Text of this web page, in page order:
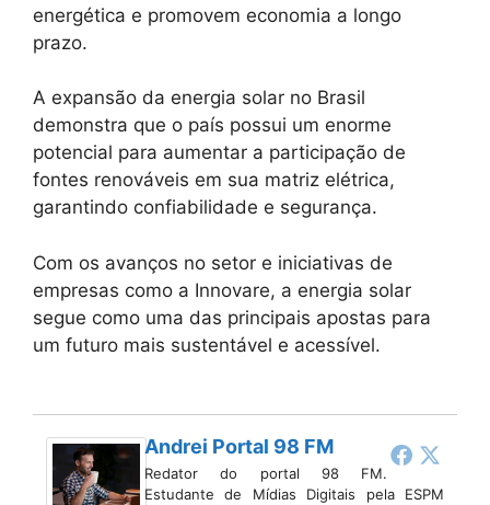
energética e promovem economia a longo
prazo.
A expansão da energia solar no Brasil
demonstra que o país possui um enorme
potencial para aumentar a participação de
fontes renováveis em sua matriz elétrica,
garantindo confiabilidade e segurança.
Com os avanços no setor e iniciativas de
empresas como a Innovare, a energia solar
segue como uma das principais apostas para
um futuro mais sustentável e acessível.
Andrei Portal 98 FM
Redator do portal 98 FM.
Estudante de Mídias Digitais pela ESPM